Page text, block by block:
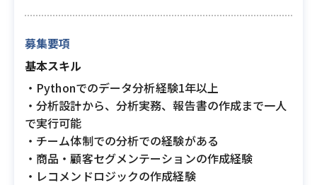
募集要項
基本スキル
・Pythonでのデータ分析経験1年以上
・分析設計から、分析実務、報告書の作成まで一人
で実行可能
・チーム体制での分析での経験がある
・商品・顧客セグメンテーションの作成経験
・レコメンドロジックの作成経験